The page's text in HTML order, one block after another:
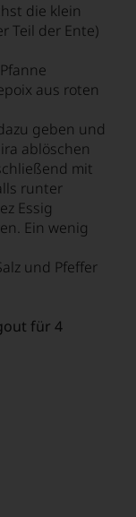
die klein
Teil der Ente)
aus roten
geben und
ablöschen
mit
runter
Essig
Ein wenig
und Pfeffer
für 4